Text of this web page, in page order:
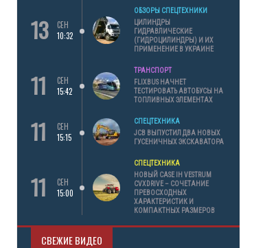
13
СЕН
10:32
ОБЗОРЫ СПЕЦТЕХНИКИ
ЦИЛИНДРЫ
ГИДРАВЛИЧЕСКИЕ
(ГИДРОЦИЛИНДРЫ) И ИХ
ПРИМЕНЕНИЕ В УКРАИНЕ
11
СЕН
15:42
ТРАНСПОРТ
FLIXBUS НАЧНЕТ
ТЕСТИРОВАТЬ АВТОБУСЫ НА
ТОПЛИВНЫХ ЭЛЕМЕНТАХ
11
СЕН
15:15
СПЕЦТЕХНИКА
JCB ВЫПУСТИЛ ДВА НОВЫХ
ГУСЕНИЧНЫХ ЭКСКАВАТОРА
11
СЕН
15:00
СПЕЦТЕХНИКА
НОВЫЙ CASE IH VESTRUM
CVXDRIVE – СОЧЕТАНИЕ
ПРЕВОСХОДНЫХ
ХАРАКТЕРИСТИК И
КОМПАКТНЫХ РАЗМЕРОВ
СВЕЖИЕ ВИДЕО